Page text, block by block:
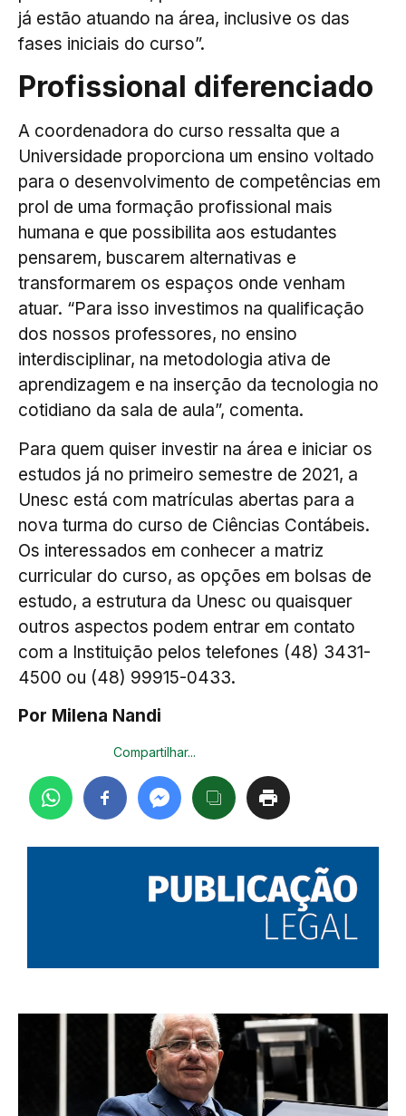
já estão atuando na área, inclusive os das
fases iniciais do curso”.
Profissional diferenciado
A coordenadora do curso ressalta que a
Universidade proporciona um ensino voltado
para o desenvolvimento de competências em
prol de uma formação profissional mais
humana e que possibilita aos estudantes
pensarem, buscarem alternativas e
transformarem os espaços onde venham
atuar. “Para isso investimos na qualificação
dos nossos professores, no ensino
interdisciplinar, na metodologia ativa de
aprendizagem e na inserção da tecnologia no
cotidiano da sala de aula”, comenta.
Para quem quiser investir na área e iniciar os
estudos já no primeiro semestre de 2021, a
Unesc está com matrículas abertas para a
nova turma do curso de Ciências Contábeis.
Os interessados em conhecer a matriz
curricular do curso, as opções em bolsas de
estudo, a estrutura da Unesc ou quaisquer
outros aspectos podem entrar em contato
com a Instituição pelos telefones (48) 3431-
4500 ou (48) 99915-0433.
Por Milena Nandi
Compartilhar...